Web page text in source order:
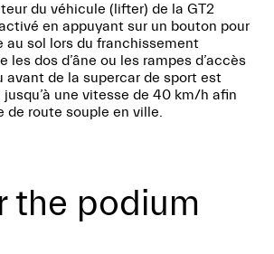
du véhicule (lifter) de la GT2
en appuyant sur un bouton pour
au sol lors du franchissement
les dos d’âne ou les rampes d’accès
avant de la supercar de sport est
une vitesse de 40 km/h afin
de route souple en ville.
the podium